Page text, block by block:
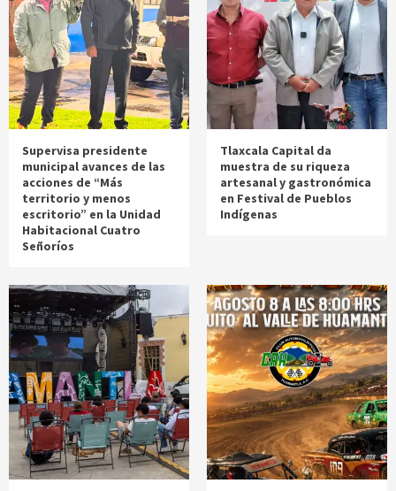
Supervisa presidente
municipal avances de las
acciones de “Más
territorio y menos
escritorio” en la Unidad
Habitacional Cuatro
Señoríos
Tlaxcala Capital da
muestra de su riqueza
artesanal y gastronómica
en Festival de Pueblos
Indígenas